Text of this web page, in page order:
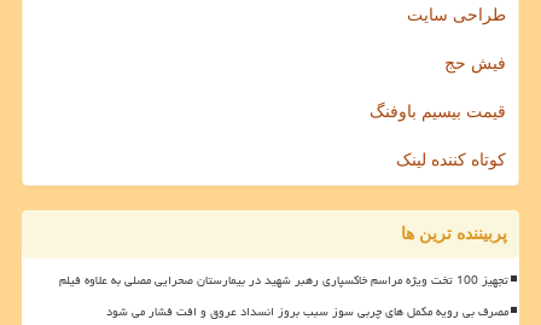
طراحی سایت
فیش حج
قیمت بیسیم باوفنگ
کوتاه کننده لینک
پربیننده ترین ها
تجهیز 100 تخت ویژه مراسم خاکسپاری رهبر شهید در بیمارستان صحرایی مصلی به علاوه فیلم
مصرف بی رویه مکمل های چربی سوز سبب بروز انسداد عروق و افت فشار می شود